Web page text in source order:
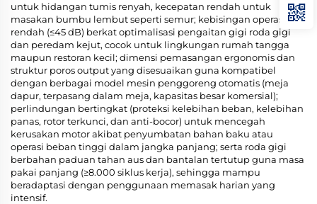
untuk hidangan tumis renyah, kecepatan rendah untuk
masakan bumbu lembut seperti semur; kebisingan operasional
rendah (≤45 dB) berkat optimalisasi pengaitan gigi roda gigi
dan peredam kejut, cocok untuk lingkungan rumah tangga
maupun restoran kecil; dimensi pemasangan ergonomis dan
struktur poros output yang disesuaikan guna kompatibel
dengan berbagai model mesin penggoreng otomatis (meja
dapur, terpasang dalam meja, kapasitas besar komersial);
perlindungan bertingkat (proteksi kelebihan beban, kelebihan
panas, rotor terkunci, dan anti-bocor) untuk mencegah
kerusakan motor akibat penyumbatan bahan baku atau
operasi beban tinggi dalam jangka panjang; serta roda gigi
berbahan paduan tahan aus dan bantalan tertutup guna masa
pakai panjang (≥8.000 siklus kerja), sehingga mampu
beradaptasi dengan penggunaan memasak harian yang
intensif.